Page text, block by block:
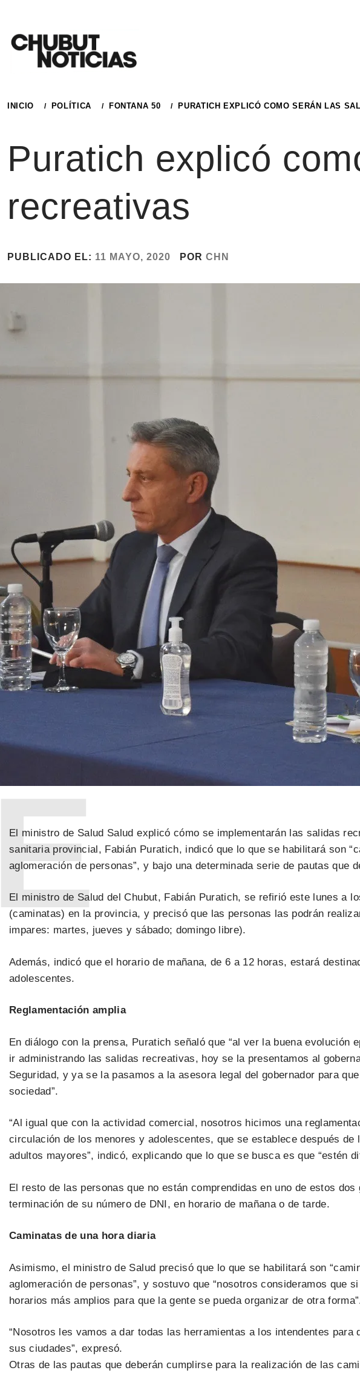
contenido
INICIO POLÍTICA FONTANA 50 PURATICH EXPLICÓ COMO SERÁN LAS
Puratich explicó
recreativas
PUBLICADO EL: 11 MAYO, 2020 POR CHN
El ministro de Salud Salud explicó cómo se implementarán las salidas
sanitaria provincial, Fabián Puratich, indicó que lo que se habilitará son
aglomeración de personas”, y bajo una determinada serie de pautas que
El ministro de Salud del Chubut, Fabián Puratich, se refirió este lunes a
(caminatas) en la provincia, y precisó que las personas las podrán
impares: martes, jueves y sábado; domingo libre).
Además, indicó que el horario de mañana, de 6 a 12 horas, estará
adolescentes.
Reglamentación amplia
En diálogo con la prensa, Puratich señaló que “al ver la buena
ir administrando las salidas recreativas, hoy se la presentamos al
Seguridad, y ya se la pasamos a la asesora legal del gobernador para
sociedad”.
“Al igual que con la actividad comercial, nosotros hicimos una
circulación de los menores y adolescentes, que se establece después
adultos mayores”, indicó, explicando que lo que se busca es que “estén
El resto de las personas que no están comprendidas en uno de estos
terminación de su número de DNI, en horario de mañana o de tarde.
Caminatas de una hora diaria
Asimismo, el ministro de Salud precisó que lo que se habilitará son
aglomeración de personas”, y sostuvo que “nosotros consideramos
horarios más amplios para que la gente se pueda organizar de otra
“Nosotros les vamos a dar todas las herramientas a los intendentes
sus ciudades”, expresó.
Otras de las pautas que deberán cumplirse para la realización de las